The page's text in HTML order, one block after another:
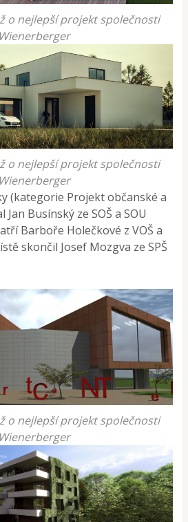
o nejlepší projekt společnosti
Wienerberger
o nejlepší projekt společnosti
Wienerberger
(kategorie Projekt občanské a
Busínský ze SOŠ a SOU
Barboře Holečkové z VOŠ a
skončil Josef Mozgva ze SPŠ
o nejlepší projekt společnosti
Wienerberger